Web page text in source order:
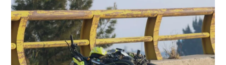
no
murió,
lo
mataron”:
Imelda
Tuñón